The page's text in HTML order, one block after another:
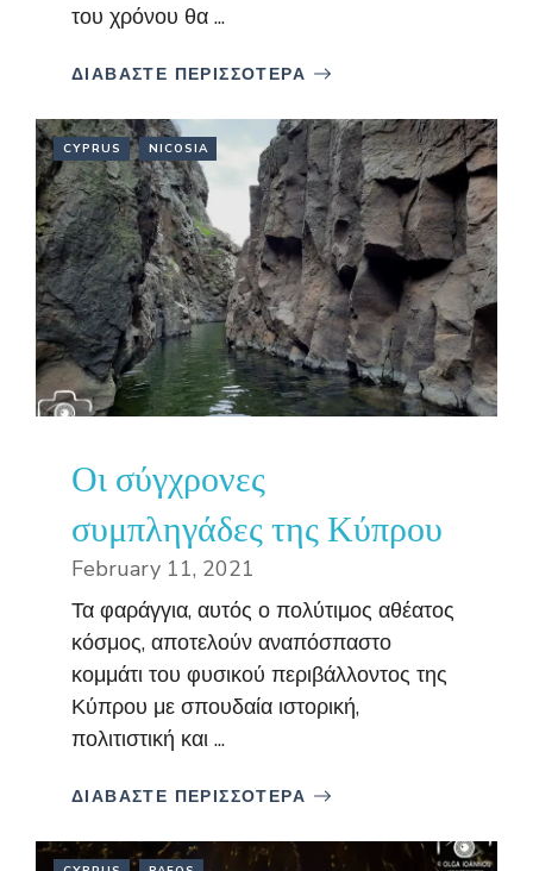
του χρόνου θα ...
ΔΙΑΒΑΣΤΕ ΠΕΡΙΣΣΟΤΕΡΑ
CYPRUS NICOSIA
Οι σύγχρονες
συμπληγάδες της Κύπρου
February 11, 2021
Τα φαράγγια, αυτός ο πολύτιμος αθέατος
κόσμος, αποτελούν αναπόσπαστο
κομμάτι του φυσικού περιβάλλοντος της
Κύπρου με σπουδαία ιστορική,
πολιτιστική και ...
ΔΙΑΒΑΣΤΕ ΠΕΡΙΣΣΟΤΕΡΑ